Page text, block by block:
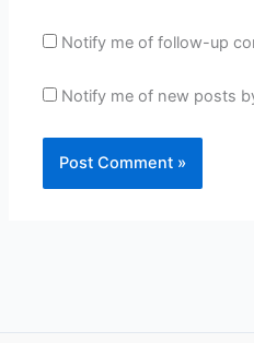
Notify me of follow-up
Notify me of new posts